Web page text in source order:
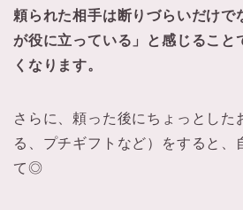
頼られた相手は断りづらいだけで
が役に立っている」と感じること
くなります。
さらに、頼った後にちょっとした
る、プチギフトなど）をすると、
て◎